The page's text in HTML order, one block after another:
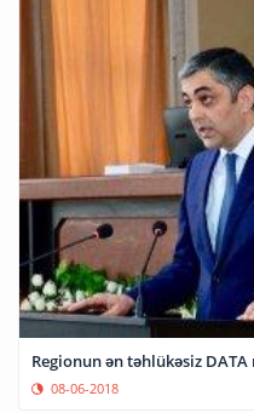
Regionun ən təhlükəsiz
08-06-2018